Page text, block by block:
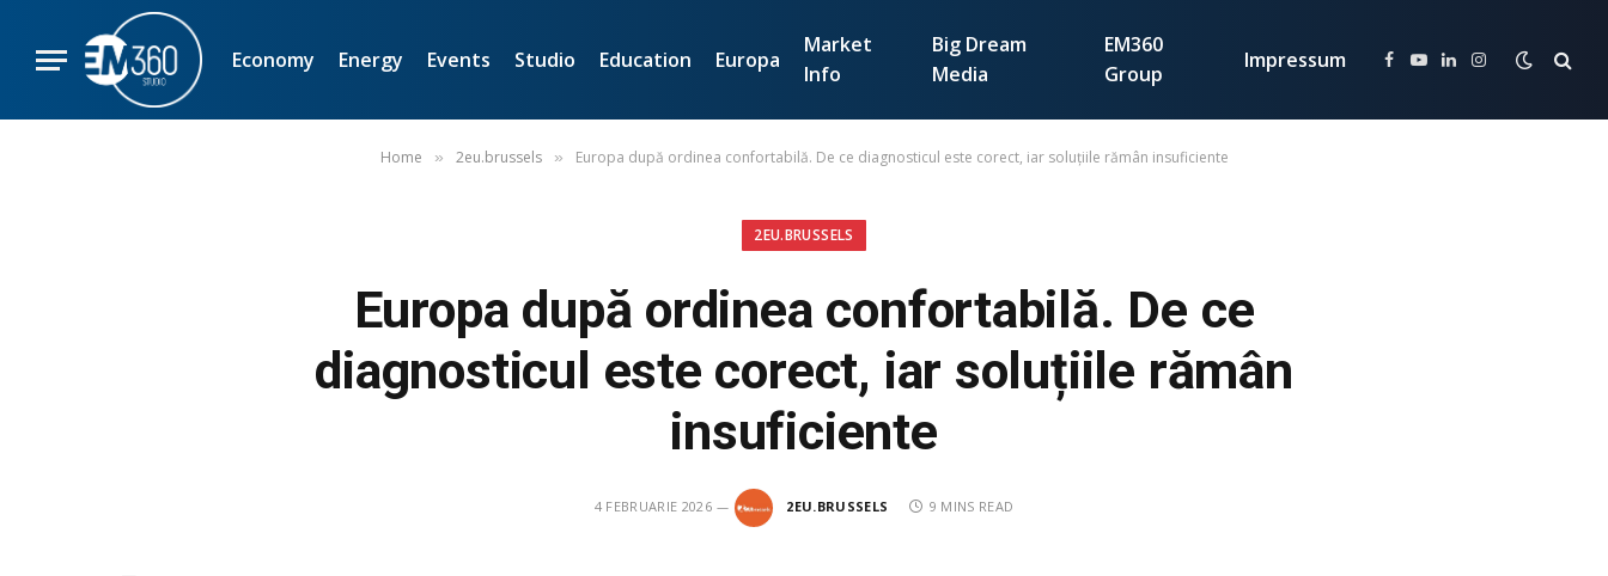
Economy Energy Events Studio Education Europa
Market
Info
Big Dream
Media
EM360
Group
Impressum Facebook
YouTube
LinkedInInstagram
Home » 2eu.brussels » Europa după ordinea confortabilă. De ce diagnosticul este corect, iar soluțiile rămân insuficiente
2EU.BRUSSELS
Europa după ordinea confortabilă. De ce
diagnosticul este corect, iar soluțiile rămân
insuficiente
4 FEBRUARIE 2026 2EU.BRUSSELS 9 MINS READ